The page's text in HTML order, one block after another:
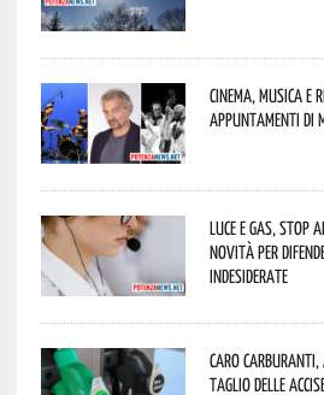
Cinema, musica
appuntamenti di
Luce e gas, stop
novità per
indesiderate
Caro
taglio delle